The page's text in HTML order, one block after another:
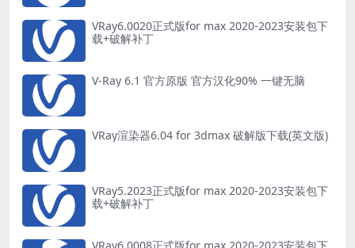
VRay6.0020正式版for max 2020-2023安装包下
载+破解补丁
V-Ray 6.1 官方原版 官方汉化90% 一键无脑
VRay渲染器6.04 for 3dmax 破解版下载(英文版)
VRay5.2023正式版for max 2020-2023安装包下
载+破解补丁